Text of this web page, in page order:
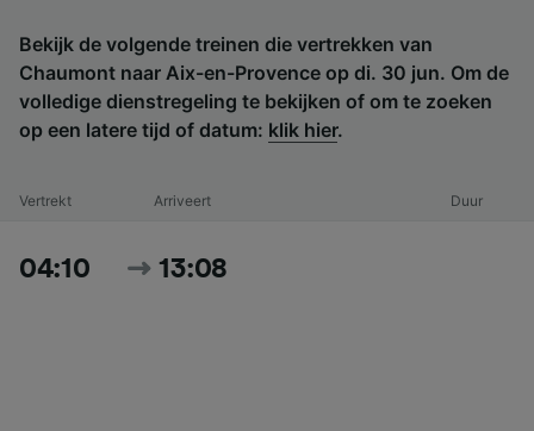
Bekijk de volgende treinen die vertrekken van
Chaumont naar Aix-en-Provence op di. 30 jun. Om de
volledige dienstregeling te bekijken of om te zoeken
op een latere tijd of datum: klik hier.
Vertrekt Arriveert Duur
04:10 13:08